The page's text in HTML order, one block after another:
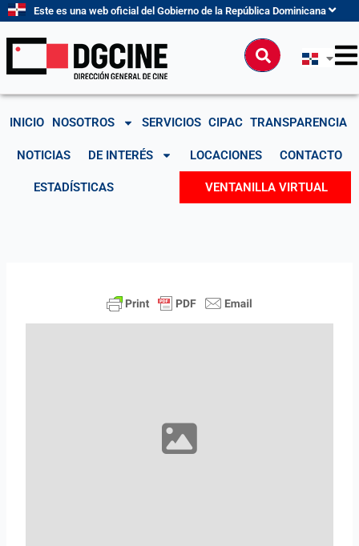
contenido
Este es una web oficial del Gobierno de la República Dominicana
Buscar
INICIO NOSOTROS SERVICIOS CIPAC TRANSPARENCIA
NOTICIAS DE INTERÉS LOCACIONES CONTACTO
ESTADÍSTICAS VENTANILLA VIRTUAL